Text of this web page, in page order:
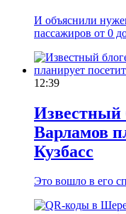
И объяснили
пассажиров от 0
12:39
Известный
Варламов
Кузбасс
Это вошло в его